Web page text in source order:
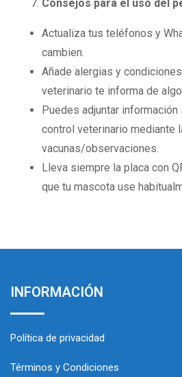
Consejos para el uso del
Actualiza tus teléfonos y
cambien.
Añade alergias y
veterinario te informa de
Puedes adjuntar información
control veterinario mediante
vacunas/observaciones.
Lleva siempre la placa con
que tu mascota use
INFORMACIÓN
Política de privacidad
Términos y Condiciones